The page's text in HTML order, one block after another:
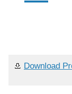
Download